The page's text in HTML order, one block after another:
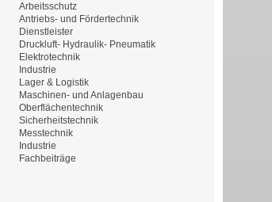
Arbeitsschutz
Antriebs- und Fördertechnik
Dienstleister
Druckluft- Hydraulik- Pneumatik
Elektrotechnik
Industrie
Lager & Logistik
Maschinen- und Anlagenbau
Oberflächentechnik
Sicherheitstechnik
Messtechnik
Industrie
Fachbeiträge